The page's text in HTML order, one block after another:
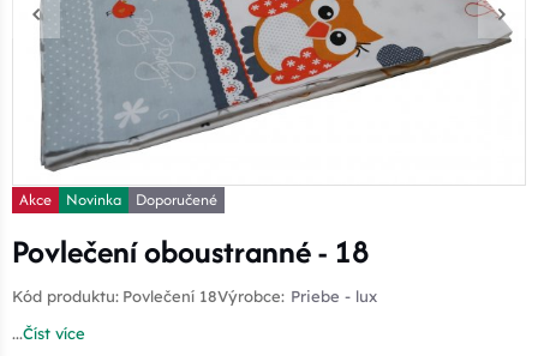
Akce Novinka Doporučené
Povlečení oboustranné - 18
Kód produktu: Povlečení 18Výrobce: Priebe - lux
...Číst více